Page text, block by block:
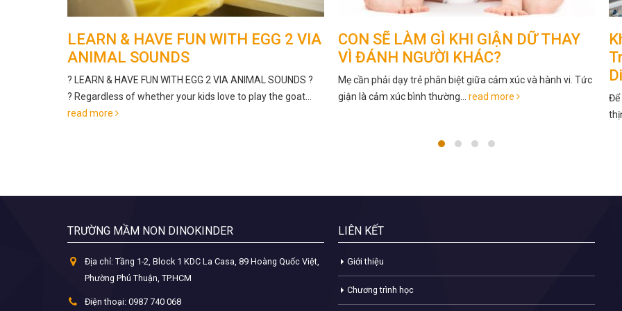
CON SẼ LÀM GÌ KHI GIẬN DỮ THAY
VÌ ĐÁNH NGƯỜI KHÁC?
Mẹ cần phải dạy trẻ phân biệt giữa cảm xúc và hành vi. Tức
giận là cảm xúc bình thường... read more
Khám Phá Top 15 Kỹ Năng Sống Cho
Trẻ Mầm Non 5 Tuổi Hiệu Quả, Toàn
Diện
Để đảm bảo con em mình sẽ đón nhận được những cơ hội
TRƯỜNG MẦM NON DINOKINDER
Địa chỉ: Tầng 1-2, Block 1 KDC La Casa, 89 Hoàng Quốc Việt,
LIÊN KẾT
Giới thiệu
Chương trình học